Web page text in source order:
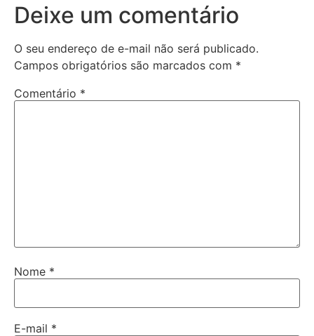
Deixe um comentário
O seu endereço de e-mail não será publicado.
Campos obrigatórios são marcados com *
Comentário *
Nome *
E-mail *